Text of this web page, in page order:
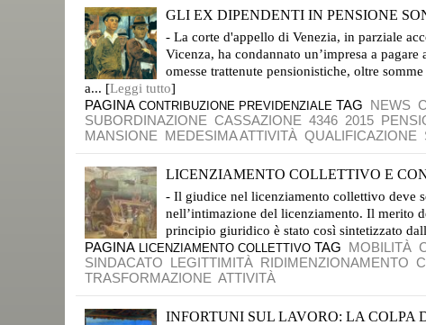
GLI EX DIPENDENTI IN PENSIONE
- La corte d'appello di Venezia, in parziale
Vicenza, ha condannato un’impresa a
omesse trattenute pensionistiche, oltre
a... [Leggi tutto]
PAGINA CONTRIBUZIONE PREVIDENZIALE TAG NEWS
SUBORDINAZIONE CASSAZIONE 4346 2015
MANSIONE MEDESIMA ATTIVITÀ QUALIFICAZIONE
LICENZIAMENTO COLLETTIVO E
- Il giudice nel licenziamento collettivo deve
nell’intimazione del licenziamento. Il merito
principio giuridico è stato così sintetizzato
PAGINA LICENZIAMENTO COLLETTIVO TAG MOBILITÀ
SINDACATO LEGITTIMITÀ RIDIMENZIONAMENTO
TRASFORMAZIONE ATTIVITÀ
INFORTUNI SUL LAVORO: LA COLPA